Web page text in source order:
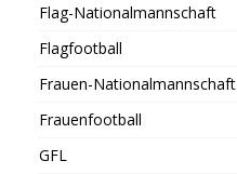
Flag-Nationalmannschaft
Flagfootball
Frauen-Nationalmannschaft
Frauenfootball
GFL